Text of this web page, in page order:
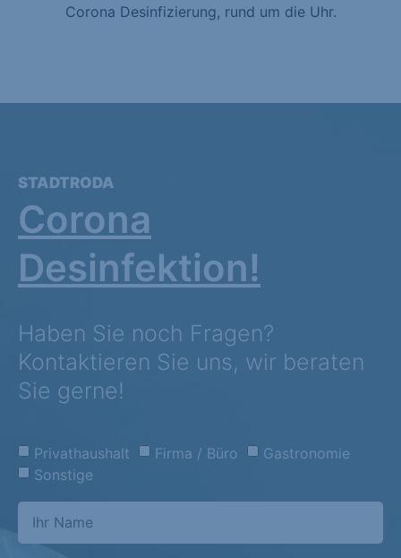
Corona Desinfizierung, rund um die Uhr.
STADTRODA
Corona
Desinfektion!
Haben Sie noch Fragen?
Kontaktieren Sie uns, wir beraten
Sie gerne!
Privathaushalt Firma / Büro
Gastronomie
Sonstige